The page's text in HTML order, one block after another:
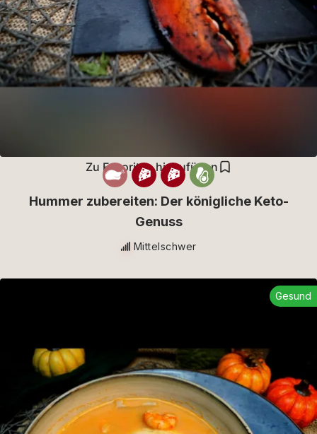
Zu Favoriten hinzufügen
Hummer zubereiten: Der königliche Keto-
Genuss
Mittelschwer
Gesund